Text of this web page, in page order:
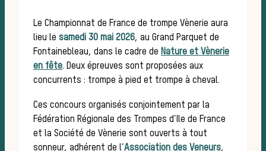
Le Championnat de France de trompe Vènerie aura
lieu le samedi 30 mai 2026, au Grand Parquet de
Fontainebleau, dans le cadre de Nature et Vènerie
en fête. Deux épreuves sont proposées aux
concurrents : trompe à pied et trompe à cheval.
Ces concours organisés conjointement par la
Fédération Régionale des Trompes d’Ile de France
et la Société de Vènerie sont ouverts à tout
sonneur, adhérent de l’Association des Veneurs,